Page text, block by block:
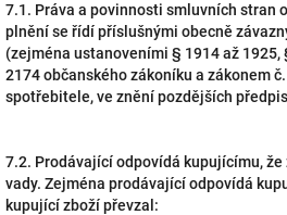
7.1. Práva a povinnosti smluvních stran
plnění se řídí příslušnými obecně
(zejména ustanoveními § 1914 až 1925,
2174 občanského zákoníku a zákonem
spotřebitele, ve znění pozdějších
7.2. Prodávající odpovídá kupujícímu,
vady. Zejména prodávající odpovídá
kupující zboží převzal: